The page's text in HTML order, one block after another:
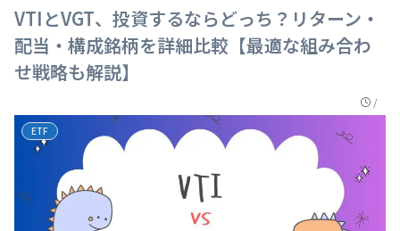
VTIとVGT、投資するならどっち？リターン・
配当・構成銘柄を詳細比較【最適な組み合わ
せ戦略も解説】
/
ETF